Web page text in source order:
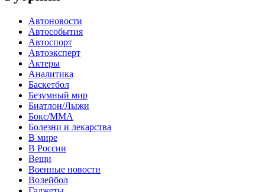
Автоновости
Автособытия
Автоспорт
Автоэксперт
Актеры
Аналитика
Баскетбол
Безумный мир
Биатлон/Лыжи
Бокс/MMA
Болезни и лекарства
В мире
В России
Вещи
Военные новости
Волейбол